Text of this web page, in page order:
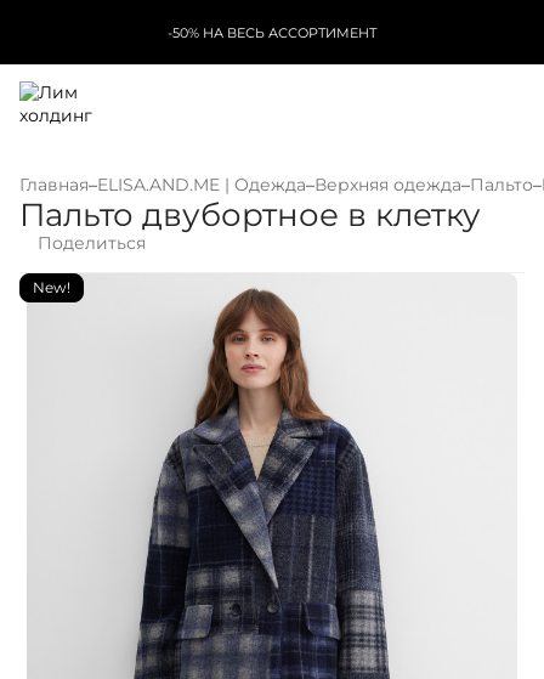
-50% НА ВЕСЬ АССОРТИМЕНТ
Главная–ELISA.AND.ME | Одежда–Верхняя одежда–Пальто–
Пальто двубортное в клетку
Поделиться
New!